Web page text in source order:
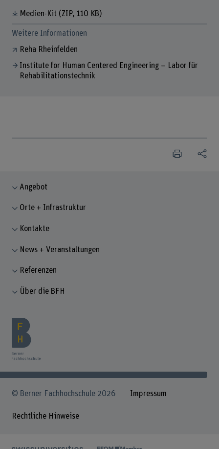
Medien-Kit (ZIP, 110 KB)
Weitere Informationen
Reha Rheinfelden
Institute for Human Centered Engineering – Labor für
Rehabilitationstechnik
Angebot
Orte + Infrastruktur
Kontakte
News + Veranstaltungen
Referenzen
Über die BFH
© Berner Fachhochschule 2026 Impressum
Rechtliche Hinweise